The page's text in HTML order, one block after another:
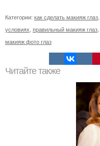
Категории: как сделать макияж глаз,
условиях, правильный макияж глаз,
макияж фото глаз
Читайте также